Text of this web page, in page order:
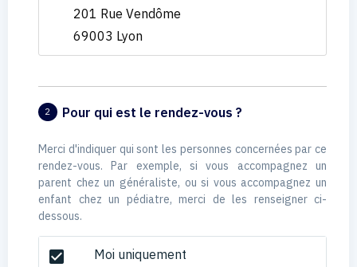
201 Rue Vendôme
69003 Lyon
2 Pour qui est le rendez-vous ?
Merci d'indiquer qui sont les personnes concernées par ce
rendez-vous. Par exemple, si vous accompagnez un
parent chez un généraliste, ou si vous accompagnez un
enfant chez un pédiatre, merci de les renseigner ci-
dessous.
check_box Moi uniquement